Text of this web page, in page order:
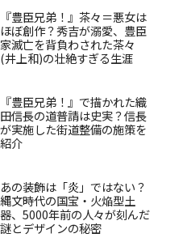
『豊臣兄弟！』茶々＝悪女は
ほぼ創作？秀吉が溺愛、豊臣
家滅亡を背負わされた茶々
(井上和)の壮絶すぎる生涯
『豊臣兄弟！』で描かれた織
田信長の道普請は史実？信長
が実施した街道整備の施策を
紹介
あの装飾は「炎」ではない？
縄文時代の国宝・火焔型土
器、5000年前の人々が刻んだ
謎とデザインの秘密